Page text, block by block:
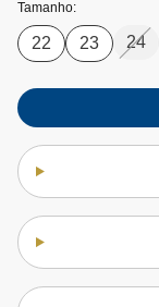
Tamanho:
22 23 24